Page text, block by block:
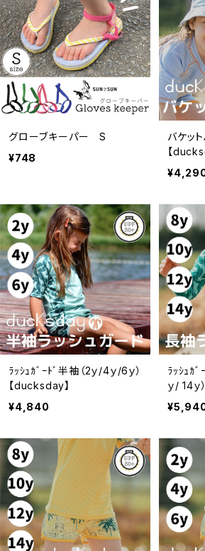
グローブキーパー S
¥748
バケッ
【
ﾗｯｼｭｶﾞｰﾄﾞ半袖（2ｙ/4ｙ/6ｙ）
【ducksday】
¥4,840
ﾗｯｼｭｶﾞ
ｙ/ 14ｙ